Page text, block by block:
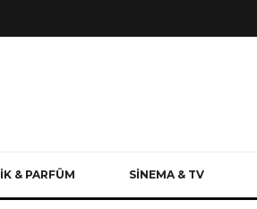
& PARFÜM SİNEMA & TV